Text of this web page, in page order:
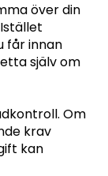
över din
får innan
själv om
Om
krav
kan